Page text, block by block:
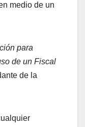
medio de un
para
de un Fiscal
de la